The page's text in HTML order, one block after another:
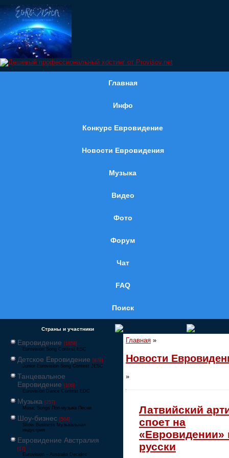
Главная
Инфо
Конкурс Евровидение
Новости Евровидения
Музыка
Видео
Фото
Форум
Чат
FAQ
Поиск
Страны и участники
Евровидение [1858]
Eurovision Song Contest ESC
Детское Евровидение [878]
Junior Eurovision Song Contest JESC
Танцевальное
Евровидение [106]
Eurovision Dance Contest EDC
Музыка [257]
Music Songs Поп-музыка Песни
Шоу-бизнес [564]
Show Business Музыкальная
индустрия
Евровидение Австралия
[17]
Eurovision – Australia Decides
Главная »
Новости
»
Латвийский
споет на
«Евровидении»
русски